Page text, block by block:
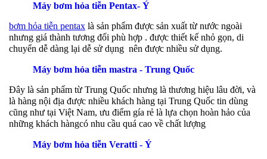
Máy bơm hỏa tiễn Pentax- Ý
bơm hỏa tiễn pentax là sản phẩm được sản xuất từ nước ngoài
nhưng giá thành tương đối phù hợp . được thiết kế nhỏ gọn, di
chuyển dễ dàng lại dễ sử dụng nên được nhiều sử dụng.
Máy bơm hỏa tiễn mastra - Trung Quốc
Đây là sản phẩm từ Trung Quốc nhưng là thương hiệu lâu đời, và
là hàng nội địa được nhiều khách hàng tại Trung Quốc tin dùng
cũng như tại Việt Nam, ưu điểm gía rẻ là lựa chọn hoàn hảo của
những khách hàngcó nhu cầu quá cao về chất lượng
Máy bơm hỏa tiễn Veratti - Ý